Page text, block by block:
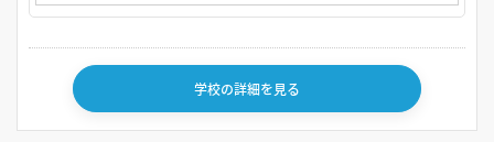
学校の詳細を見る